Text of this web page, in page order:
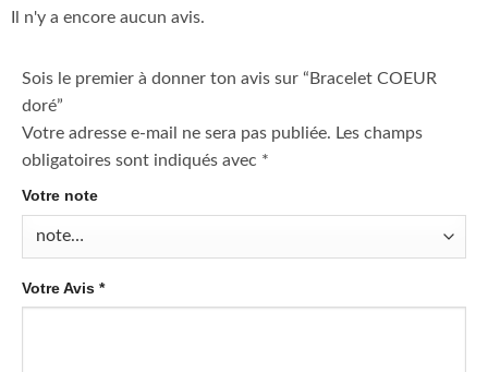
Il n'y a encore aucun avis.
Sois le premier à donner ton avis sur “Bracelet COEUR
doré”
Votre adresse e-mail ne sera pas publiée. Les champs
obligatoires sont indiqués avec *
Votre note
Votre Avis *